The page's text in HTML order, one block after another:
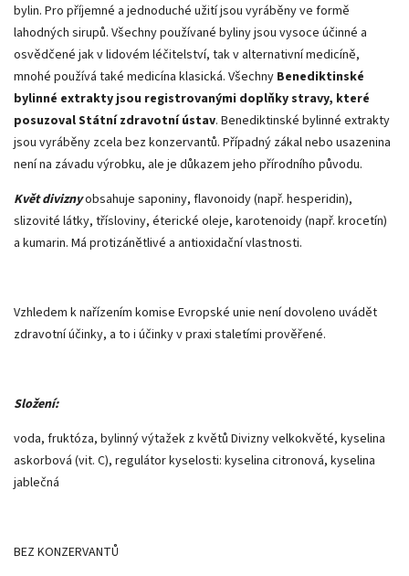
bylin. Pro příjemné a jednoduché užití jsou vyráběny ve formě
lahodných sirupů. Všechny používané byliny jsou vysoce účinné a
osvědčené jak v lidovém léčitelství, tak v alternativní medicíně,
mnohé používá také medicína klasická. Všechny Benediktinské
bylinné extrakty jsou registrovanými doplňky stravy, které
posuzoval Státní zdravotní ústav. Benediktinské bylinné extrakty
jsou vyráběny zcela bez konzervantů. Případný zákal nebo usazenina
není na závadu výrobku, ale je důkazem jeho přírodního původu.
Květ diviznyobsahuje saponiny, flavonoidy (např. hesperidin),
slizovité látky, třísloviny, éterické oleje, karotenoidy (např. krocetín)
a kumarin. Má protizánětlivé a antioxidační vlastnosti.
Vzhledem k nařízením komise Evropské unie není dovoleno uvádět
zdravotní účinky, a to i účinky v praxi staletími prověřené.
Složení:
voda, fruktóza, bylinný výtažek z květů Divizny velkokvěté, kyselina
askorbová (vit. C), regulátor kyselosti: kyselina citronová, kyselina
jablečná
BEZ KONZERVANTŮ